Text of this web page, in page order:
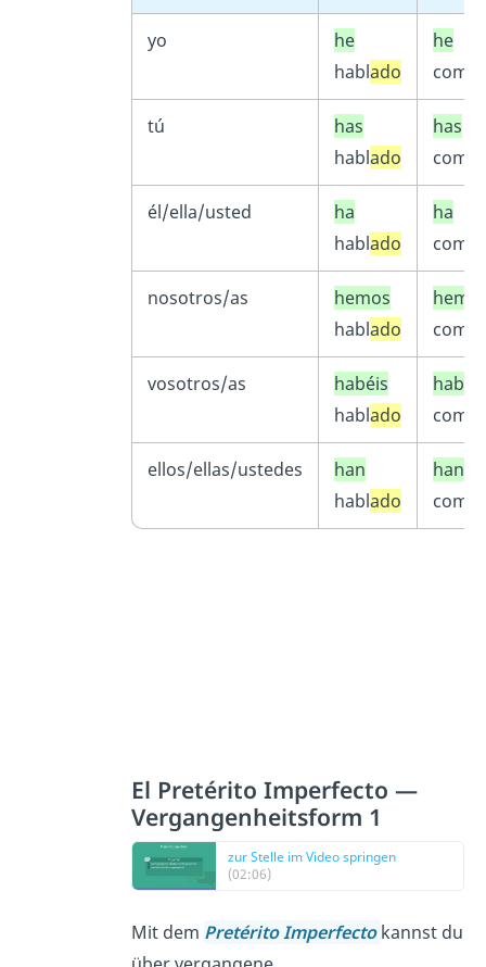
yo
he
hablado
he
com
tú
has
hablado
has
com
él/ella/usted
ha
hablado
ha
com
nosotros/as
hemos
hablado
com
vosotros/as
habéis
hablado
habéis
com
ellos/ellas/ustedes
han
hablado
han
com
El Pretérito Imperfecto —
Vergangenheitsform 1
zur Stelle im Video springen
(02:06)
Mit dem Pretérito Imperfectokannst du